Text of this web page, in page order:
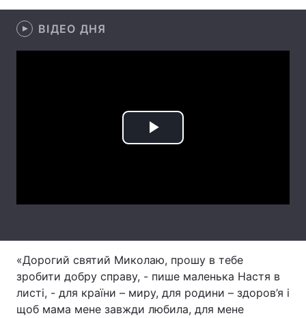
Спорт
Техно і зв'язок Лайт
Туризм
Погода
Лонгріди
Відео з Youtube Статті
Інтерв'ю Думки
Архів Вакансії
ВІДЕО ДНЯ
Play
«Дорогий святий Миколаю, прошу в тебе
зробити добру справу, - пише маленька Настя в
листі, - для країни – миру, для родини – здоров’я і
щоб мама мене завжди любила, для мене